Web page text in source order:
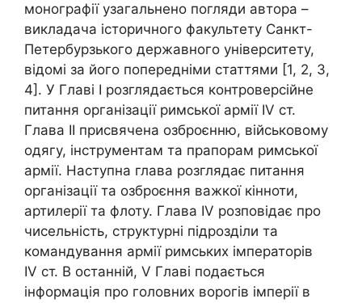
монографії узагальнено погляди автора –
викладача історичного факультету Санкт-
Петербурзького державного університету,
відомі за його попередніми статтями [1, 2, 3,
4]. У Главі I розглядається контроверсійне
питання організації римської армії IV ст.
Глава II присвячена озброєнню, військовому
одягу, інструментам та прапорам римської
армії. Наступна глава розглядає питання
організації та озброєння важкої кінноти,
артилерії та флоту. Глава IV розповідає про
чисельність, структурні підрозділи та
командування армії римських імператорів
IV ст. В останній, V Главі подається
інформація про головних ворогів імперії в